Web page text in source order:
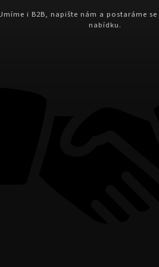
i B2B, napište nám a postaráme
nabídku.